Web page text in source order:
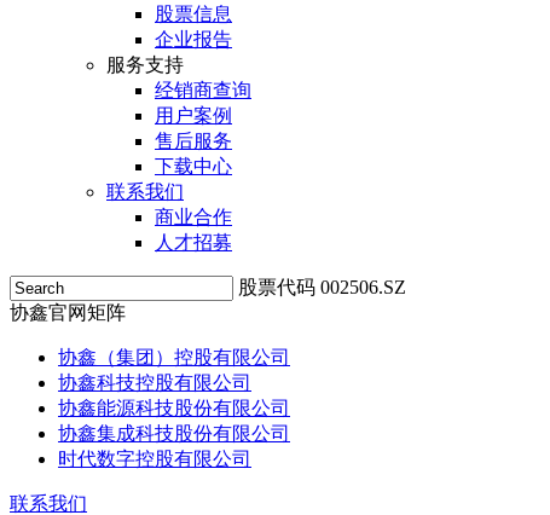
股票信息
企业报告
服务支持
经销商查询
用户案例
售后服务
下载中心
联系我们
商业合作
人才招募
股票代码 002506.SZ
协鑫官网矩阵
协鑫（集团）控股有限公司
协鑫科技控股有限公司
协鑫能源科技股份有限公司
协鑫集成科技股份有限公司
时代数字控股有限公司
联系我们